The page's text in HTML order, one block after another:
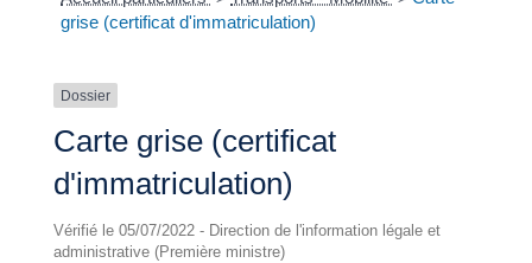
grise (certificat d'immatriculation)
Dossier
Carte grise (certificat
d'immatriculation)
Vérifié le 05/07/2022 - Direction de l'information légale et
administrative (Première ministre)